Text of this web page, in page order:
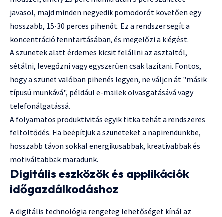
javasol, majd minden negyedik pomodorót követően egy
hosszabb, 15-30 perces pihenőt. Ez a rendszer segít a
koncentráció fenntartásában, és megelőzi a kiégést.
A szünetek alatt érdemes kicsit felállni az asztaltól,
sétálni, levegőzni vagy egyszerűen csak lazítani. Fontos,
hogy a szünet valóban pihenés legyen, ne váljon át "másik
típusú munkává", például e-mailek olvasgatásává vagy
telefonálgatássá.
A folyamatos produktivitás egyik titka tehát a rendszeres
feltöltődés. Ha beépítjük a szüneteket a napirendünkbe,
hosszabb távon sokkal energikusabbak, kreatívabbak és
motiváltabbak maradunk.
Digitális eszközök és applikációk
időgazdálkodáshoz
A digitális technológia rengeteg lehetőséget kínál az